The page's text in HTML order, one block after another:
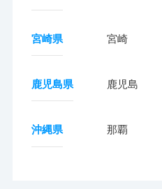
宮崎県 宮崎
鹿児島県 鹿児島
沖縄県 那覇